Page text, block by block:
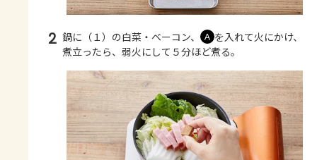
2 鍋に（１）の白菜・ベーコン、 Ａ を入れて火にかけ、
煮立ったら、弱火にして５分ほど煮る。